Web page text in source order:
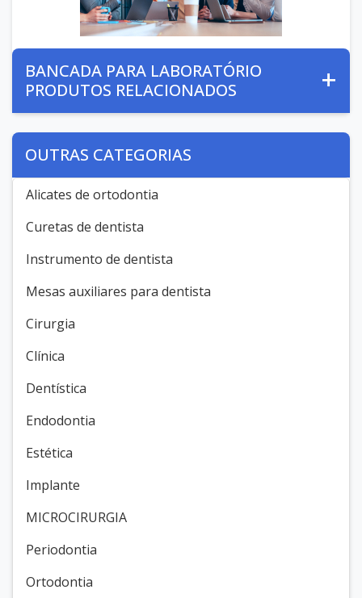
BANCADA PARA LABORATÓRIO
PRODUTOS RELACIONADOS
OUTRAS CATEGORIAS
Alicates de ortodontia
Curetas de dentista
Instrumento de dentista
Mesas auxiliares para dentista
Cirurgia
Clínica
Dentística
Endodontia
Estética
Implante
MICROCIRURGIA
Periodontia
Ortodontia